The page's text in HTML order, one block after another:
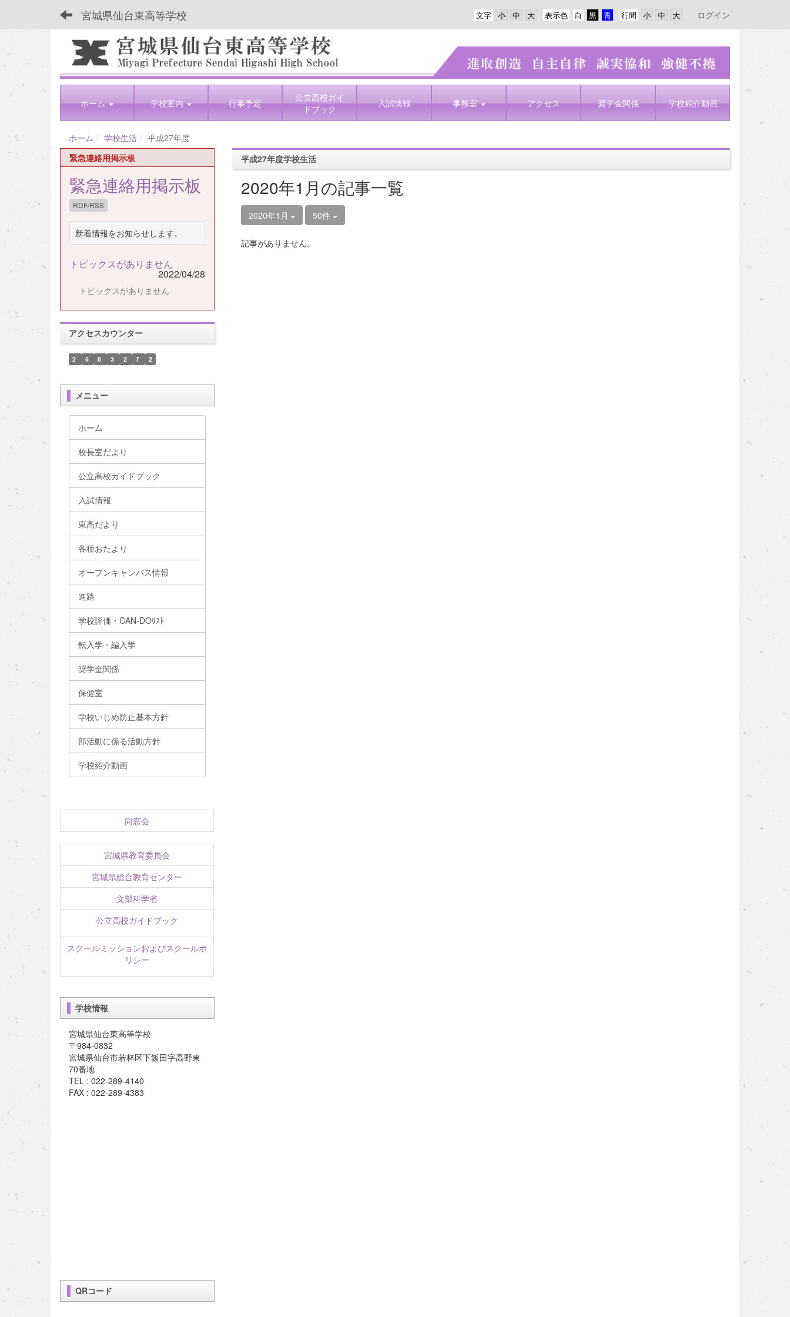
宮城県仙台東高等学校 行間
表示色
文字 ログイン
ホーム 学校案内 行事予定
公立高校ガイ
ドブック
入試情報 事務室 アクセス 奨学金関係 学校紹介動画
ホーム 学校生活
平成27年度
平成27年度学校生活
2020年1月の記事一覧
2020年1月 50件
記事がありません。
緊急連絡用掲示板
緊急連絡用掲示板
RDF/RSS
新着情報をお知らせします。
トピックスがありません
2022/04/28
トピックスがありません
アクセスカウンター
2 6 8 3 2 7 2
メニュー
ホーム
校長室だより
公立高校ガイドブック
入試情報
東高だより
各種おたより
オープンキャンパス情報
進路
学校評価・CAN-DOﾘｽﾄ
転入学・編入学
奨学金関係
保健室
学校いじめ防止基本方針
部活動に係る活動方針
学校紹介動画
同窓会
宮城県教育委員会
宮城県総合教育センター
文部科学省
公立高校ガイドブック
スクールミッションおよびスクールポ
リシー
学校情報
宮城県仙台東高等学校
〒984-0832
宮城県仙台市若林区下飯田字高野東
70番地
TEL : 022-289-4140
FAX : 022-289-4383
QRコード